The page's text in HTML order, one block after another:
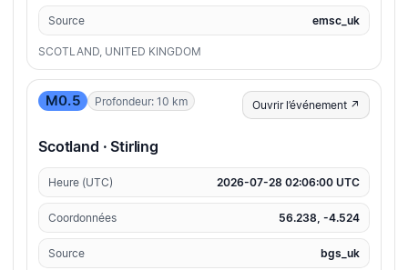
Source emsc_uk
SCOTLAND, UNITED KINGDOM
M0.5 Profondeur: 10 km Ouvrir l’événement ↗
Scotland · Stirling
Heure (UTC) 2026-07-28 02:06:00 UTC
Coordonnées 56.238, -4.524
Source bgs_uk